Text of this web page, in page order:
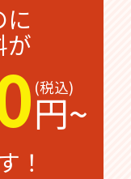
が
円~
！